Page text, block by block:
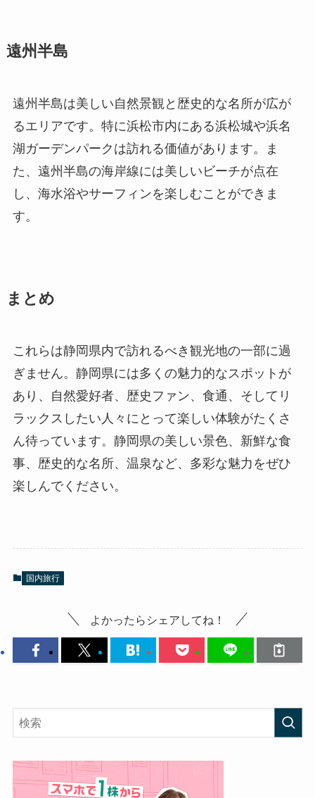
遠州半島
遠州半島は美しい自然景観と歴史的な名所が広が
るエリアです。特に浜松市内にある浜松城や浜名
湖ガーデンパークは訪れる価値があります。ま
た、遠州半島の海岸線には美しいビーチが点在
し、海水浴やサーフィンを楽しむことができま
す。
まとめ
これらは静岡県内で訪れるべき観光地の一部に過
ぎません。静岡県には多くの魅力的なスポットが
あり、自然愛好者、歴史ファン、食通、そしてリ
ラックスしたい人々にとって楽しい体験がたくさ
ん待っています。静岡県の美しい景色、新鮮な食
事、歴史的な名所、温泉など、多彩な魅力をぜひ
楽しんでください。
国内旅行
よかったらシェアしてね！